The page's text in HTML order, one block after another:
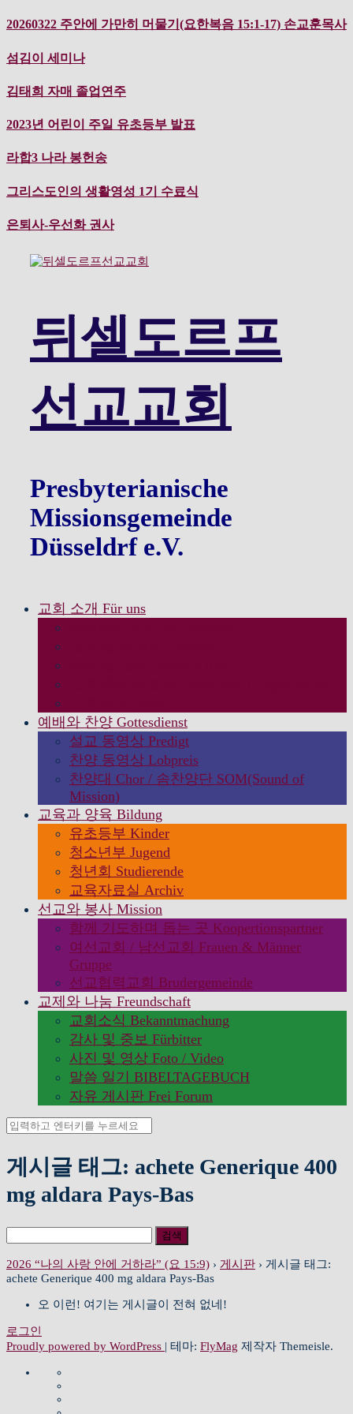
컨
츠
로
바
로
기
20260322 주안에 가만히 머물기(요한복음 15:1-17) 손교훈목사
섬김이 세미나
김태희 자매 졸업연주
2023년 어린이 주일 유초등부 발표
라합3 나라 봉헌송
그리스도인의 생활영성 1기 수료식
은퇴사-우선화 권사
뒤셀도르프
선교교회
Presbyterianische
Missionsgemeinde
Düsseldrf e.V.
교회 소개 Für uns
예배와 찬양 Gottesdienst
설교 동영상 Predigt
찬양 동영상 Lobpreis
찬양대 Chor / 솜찬양단 SOM(Sound of
Mission)
교육과 양육 Bildung
유초등부 Kinder
청소년부 Jugend
청년회 Studierende
교육자료실 Archiv
선교와 봉사 Mission
함께 기도하며 돕는 곳 Koopertionspartner
여선교회 / 남선교회 Frauen & Männer
Gruppe
선교협력교회 Brudergemeinde
교제와 나눔 Freundschaft
교회소식 Bekanntmachung
감사 및 중보 Fürbitter
사진 및 영상 Foto / Video
말씀 일기 BIBELTAGEBUCH
자유 게시판 Frei Forum
검
게시글 태그: achete Generique 400
mg aldara Pays-Bas
색:
2026 “나의 사랑 안에 거하라” (요 15:9) › 게시판 › 게시글 태그:
achete Generique 400 mg aldara Pays-Bas
오 이런! 여기는 게시글이 전혀 없네!
로그인
Proudly powered by WordPress | 테마: FlyMag 제작자 Themeisle.